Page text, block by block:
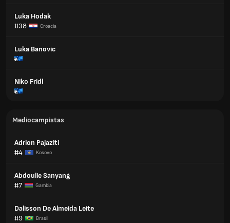
Luka Hodak
#38
Croacia
Luka Banovic
Niko Fridl
Mediocampistas
Adrion Pajaziti
#4
Kosovo
Abdoulie Sanyang
#7
Gambia
Dalisson De Almeida Leite
#9
Brasil